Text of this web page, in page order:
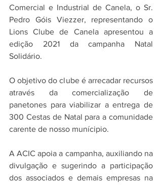
Comercial e Industrial de Canela, o Sr.
Pedro Góis Viezzer, representando o
Lions Clube de Canela apresentou a
edição 2021 da campanha Natal
Solidário.
O objetivo do clube é arrecadar recursos
através da comercialização de
panetones para viabilizar a entrega de
300 Cestas de Natal para a comunidade
carente de nosso munícipio.
A ACIC apoia a campanha, auxiliando na
divulgação e sugerindo a participação
dos associados e demais empresas na